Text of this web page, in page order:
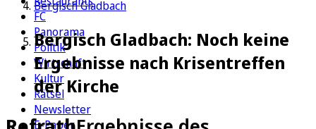
FC
Panorama
Politik
Wirtschaft
Kultur
Rätsel
Newsletter
E-Paper
Bergisch Gladbach
Bergisch Gladbach: Noch keine
Ergebnisse nach Krisentreffen
der Kirche